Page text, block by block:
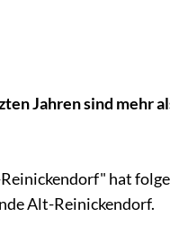
Jahren sind mehr
hat
Alt-Reinickendorf.